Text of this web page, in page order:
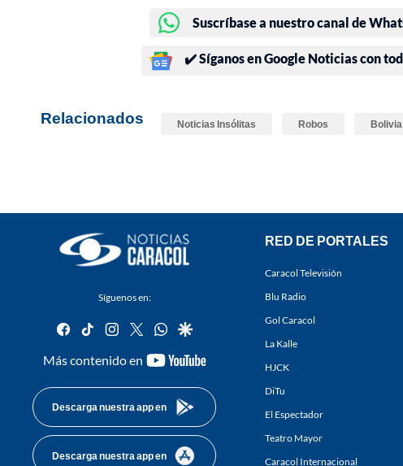
Suscríbase a nuestro canal de
✔️ Síganos en Google Noticias con
Relacionados Noticias Insólitas Robos Bolivia
Síguenos en:
facebook
tiktok instagram
twitterwhatsapp
google
Más contenido en
youtube-
Descarga nuestra app en
Descarga nuestra app en
RED DE PORTALES
Caracol Televisión
Blu Radio
Gol Caracol
La Kalle
HJCK
DiTu
El Espectador
Teatro Mayor
Caracol Internacional